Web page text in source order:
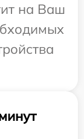
на Ваш